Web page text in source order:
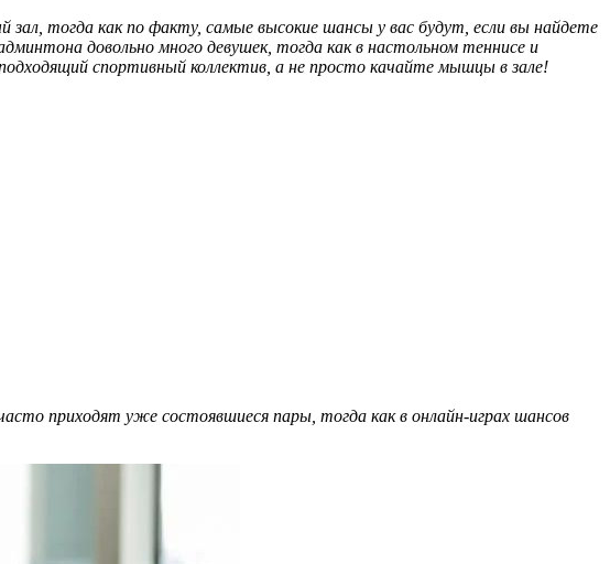
тогда как по факту, самые высокие шансы у вас будут, если вы найдете
довольно много девушек, тогда как в настольном теннисе и
спортивный коллектив, а не просто качайте мышцы в зале!
приходят уже состоявшиеся пары, тогда как в онлайн-играх шансов